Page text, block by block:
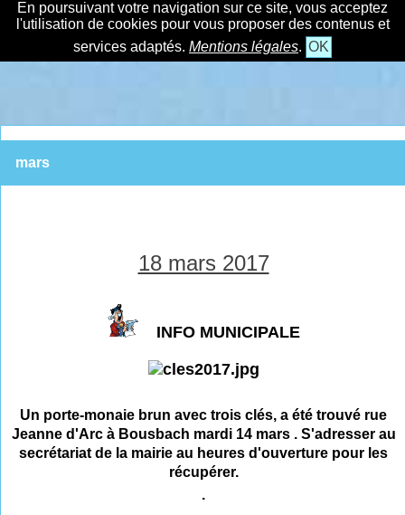
En poursuivant votre navigation sur ce site, vous acceptez
l'utilisation de cookies pour vous proposer des contenus et
services adaptés. Mentions légales. OK
mars
18 mars 2017
INFO MUNICIPALE
Un porte-monaie brun avec trois clés, a été trouvé rue
Jeanne d'Arc à Bousbach mardi 14 mars . S'adresser au
secrétariat de la mairie au heures d'ouverture pour les
récupérer.
.